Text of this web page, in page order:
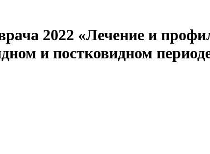
2022 «Лечение и
и постковидном